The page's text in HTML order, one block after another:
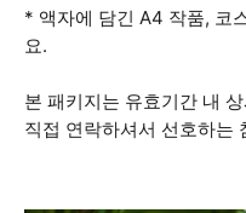
* 액자에 담긴 A4 작품, 코
요.
본 패키지는 유효기간 내
직접 연락하셔서 선호하는